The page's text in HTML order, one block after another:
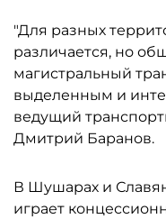
"Для разных
различается, но
магистральный
выделенным и
ведущий
Дмитрий Баранов.
В Шушарах и
играет